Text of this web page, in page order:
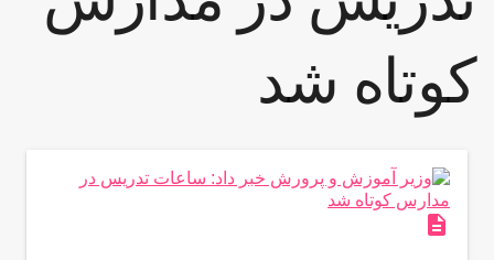
کوتاه شد
description